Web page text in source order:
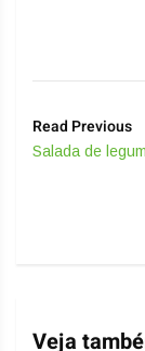
Read Previous
Salada de
Veja